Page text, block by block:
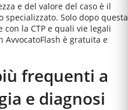
e del valore del caso è il
Solo dopo questa
la CTP e quali vie legali
AvvocatoFlash è gratuita e
frequenti a
e diagnosi